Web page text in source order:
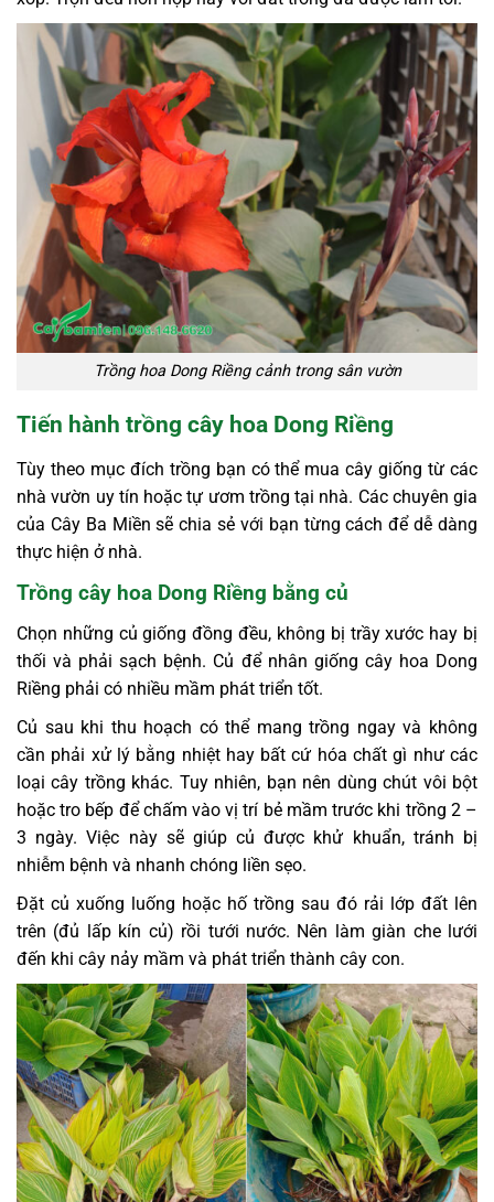
Trồng hoa Dong Riềng cảnh trong sân vườn
Tiến hành trồng cây hoa Dong Riềng
Tùy theo mục đích trồng bạn có thể mua cây giống từ các
nhà vườn uy tín hoặc tự ươm trồng tại nhà. Các chuyên gia
của Cây Ba Miền sẽ chia sẻ với bạn từng cách để dễ dàng
thực hiện ở nhà.
Trồng cây hoa Dong Riềng bằng củ
Chọn những củ giống đồng đều, không bị trầy xước hay bị
thối và phải sạch bệnh. Củ để nhân giống cây hoa Dong
Riềng phải có nhiều mầm phát triển tốt.
Củ sau khi thu hoạch có thể mang trồng ngay và không
cần phải xử lý bằng nhiệt hay bất cứ hóa chất gì như các
loại cây trồng khác. Tuy nhiên, bạn nên dùng chút vôi bột
hoặc tro bếp để chấm vào vị trí bẻ mầm trước khi trồng 2 –
3 ngày. Việc này sẽ giúp củ được khử khuẩn, tránh bị
nhiễm bệnh và nhanh chóng liền sẹo.
Đặt củ xuống luống hoặc hố trồng sau đó rải lớp đất lên
trên (đủ lấp kín củ) rồi tưới nước. Nên làm giàn che lưới
đến khi cây nảy mầm và phát triển thành cây con.